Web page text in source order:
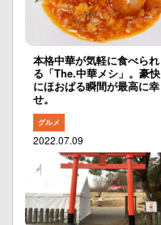
本格中華が気軽に食べられ
る「The.中華メシ」。豪快
にほおばる瞬間が最高に幸
せ。
グルメ
2022.07.09